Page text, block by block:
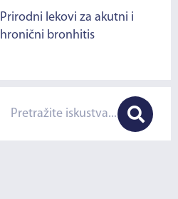
Prirodni lekovi za akutni i
hronični bronhitis